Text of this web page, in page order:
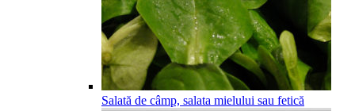
Salată de câmp, salata mielului sau fetică